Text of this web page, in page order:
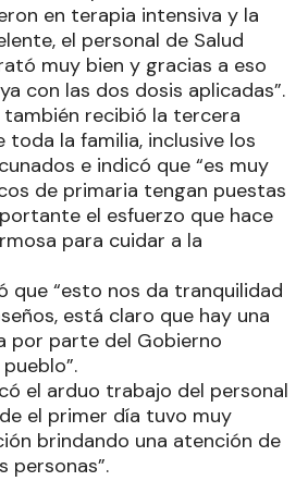
en terapia intensiva y la
el personal de Salud
muy bien y gracias a eso
con las dos dosis aplicadas”.
recibió la tercera
toda la familia, inclusive los
e indicó que “es muy
de primaria tengan puestas
el esfuerzo que hace
para cuidar a la
que “esto nos da tranquilidad
está claro que hay una
por parte del Gobierno
el arduo trabajo del personal
el primer día tuvo muy
brindando una atención de
personas”.